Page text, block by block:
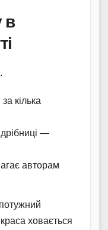
в
кілька
—
авторам
ховається